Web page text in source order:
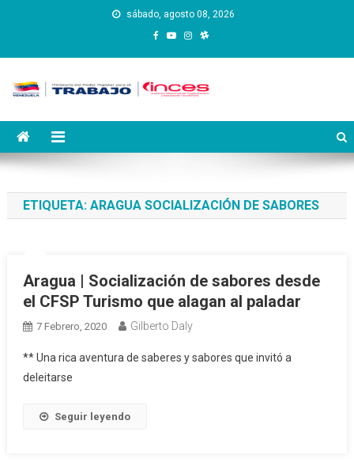
sábado, agosto 08, 2026
Instituto Nacional de
Capacitación y Educación
ETIQUETA: ARAGUA SOCIALIZACIÓN DE SABORES
Aragua | Socialización de sabores desde
el CFSP Turismo que alagan al paladar
7 Febrero, 2020 Gilberto Daly
** Una rica aventura de saberes y sabores que invitó a
deleitarse
Seguir leyendo